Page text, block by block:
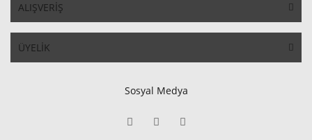
ALIŞVERİŞ
ÜYELİK
Sosyal Medya